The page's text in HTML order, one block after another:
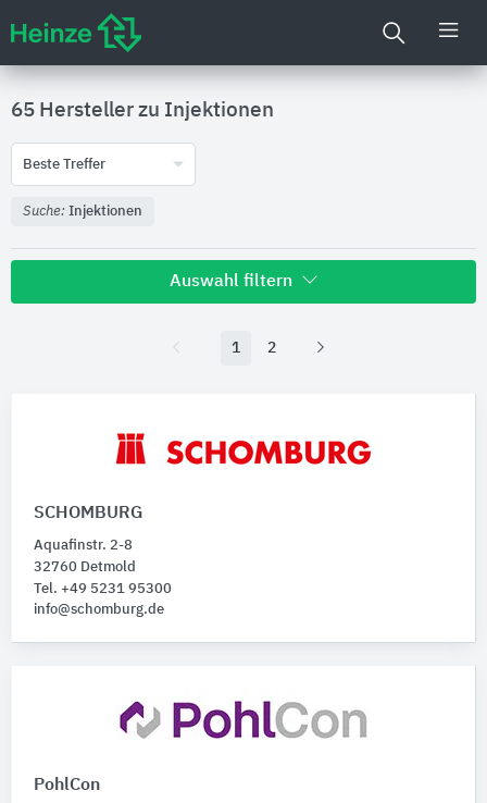
65 Hersteller zu Injektionen
Beste Treffer
Suche: Injektionen
Auswahl filtern
Produktkategorie
Werkmörtel
Dichtungsschlämmen
Imprägniermittel
Alle Produktkategorien anzeigen
1 2
SCHOMBURG
Aquafinstr. 2-8
32760 Detmold
Tel. +49 5231 95300
info@schomburg.de
PohlCon